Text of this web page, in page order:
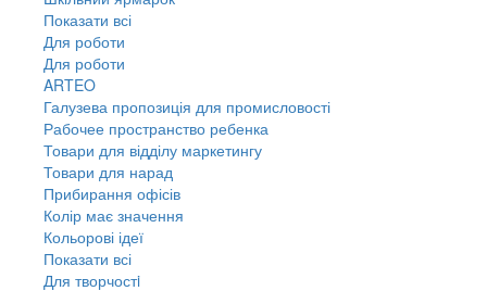
Показати всі
Для роботи
Для роботи
ARTEO
Галузева пропозиція для промисловості
Рабочее пространство ребенка
Товари для відділу маркетингу
Товари для нарад
Прибирання офісів
Колір має значення
Кольорові ідеї
Показати всі
Для творчостi